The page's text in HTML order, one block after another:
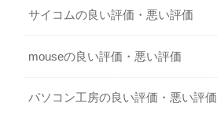
サイコムの良い評価・悪い評価
mouseの良い評価・悪い評価
パソコン工房の良い評価・悪い評価